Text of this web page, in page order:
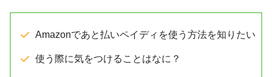
Amazonであと払いペイディを使う方法を知りたい
使う際に気をつけることはなに？